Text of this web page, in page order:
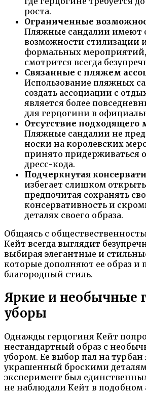
роста.
Ограниченные
Пляжные сандалии имеют
возможности стилизации
формальных мероприятий,
смотрится всегда
Связанные с пляжем
Использование пляжных
создать ассоциации с
является более
для герцогини в
Отсутствие подходящего
Пляжные сандалии не
носки на королевских
принято придерживаться
дресс-кода.
Подчеркнутая
избегает слишком
предпочитая сохранять
консервативность и
деталях своего образа.
Общаясь с
Кейт всегда выглядит
выбирая элегантные и
которые дополняют ее образ и
благородный стиль.
Яркие и необычные
уборы
Однажды герцогиня Кейт
нестандартный образ с
убором. Ее выбор пал на турбан
украшенный броскими
эксперимент был
не наблюдали Кейт в подобном